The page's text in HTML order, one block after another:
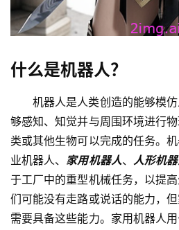
什么是机器人？
机器人是人类创造的能够模
够感知、知觉并与周围环境进行
类或其他生物可以完成的任务。
业机器人、 家用机器人、 人形机
于工厂中的重型机械任务，以提
们可能没有走路或说话的能力，
需要具备这些能力。家用机器人